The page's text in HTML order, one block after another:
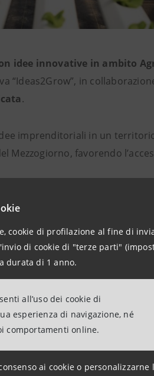
cookie di profilazione al fine di
di cookie di "terze parti"
durata di 1 anno.
all’uso dei cookie di
esperienza di navigazione, né
comportamenti online.
ai cookie o personalizzarne
idee innovative in ambito
“Ideas2Grow”, in
.
imprenditoriali in un
Mezzogiorno, favorendo
alla Call 4 Ideas
supporto di esperti del
Agritech, per acquisire le
dedicata al progetto.